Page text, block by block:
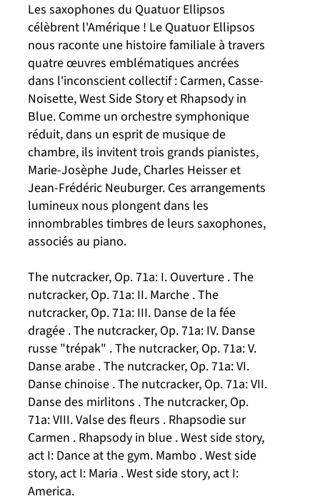
Les saxophones du Quatuor Ellipsos
célèbrent l'Amérique ! Le Quatuor Ellipsos
nous raconte une histoire familiale à travers
quatre œuvres emblématiques ancrées
dans l'inconscient collectif : Carmen, Casse-
Noisette, West Side Story et Rhapsody in
Blue. Comme un orchestre symphonique
réduit, dans un esprit de musique de
chambre, ils invitent trois grands pianistes,
Marie-Josèphe Jude, Charles Heisser et
Jean-Frédéric Neuburger. Ces arrangements
lumineux nous plongent dans les
innombrables timbres de leurs saxophones,
associés au piano.
The nutcracker, Op. 71a: I. Ouverture . The
nutcracker, Op. 71a: II. Marche . The
nutcracker, Op. 71a: III. Danse de la fée
dragée . The nutcracker, Op. 71a: IV. Danse
russe "trépak" . The nutcracker, Op. 71a: V.
Danse arabe . The nutcracker, Op. 71a: VI.
Danse chinoise . The nutcracker, Op. 71a: VII.
Danse des mirlitons . The nutcracker, Op.
71a: VIII. Valse des fleurs . Rhapsodie sur
Carmen . Rhapsody in blue . West side story,
act I: Dance at the gym. Mambo . West side
story, act I: Maria . West side story, act I:
America.